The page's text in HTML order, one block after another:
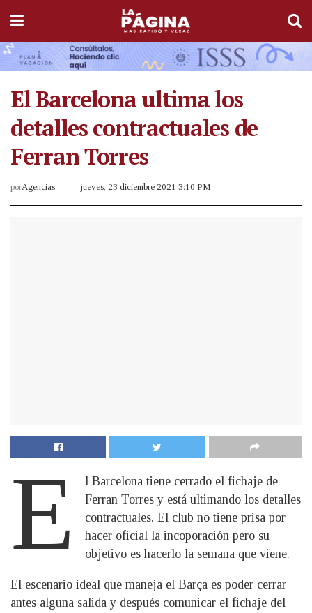
El Barcelona ultima los
detalles contractuales de
Ferran Torres
porAgencias jueves, 23 diciembre 2021 3:10 PM
E
l Barcelona tiene cerrado el fichaje de
Ferran Torres y está ultimando los detalles
contractuales. El club no tiene prisa por
hacer oficial la incoporación pero su
objetivo es hacerlo la semana que viene.
El escenario ideal que maneja el Barça es poder cerrar
antes alguna salida y después comunicar el fichaje del